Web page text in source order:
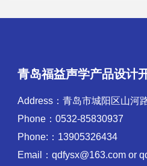
青岛福益声学产品设计
Address：青岛市城阳区山河
Phone：0532-85830937
Phone:：13905326434
Email：qdfysx@163.com or